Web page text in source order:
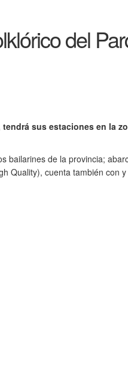
del
sus estaciones en la
bailarines de la provincia;
Quality), cuenta también con